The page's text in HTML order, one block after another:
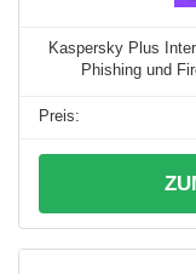
Kaspersky Plus
Phishing und